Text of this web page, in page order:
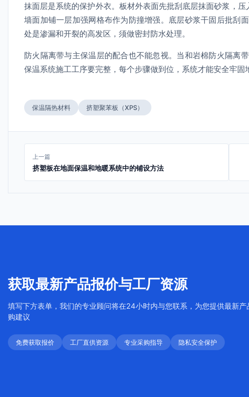
抹面层是系统的保护外衣。板材外表面先批刮底层抹面砂浆，
墙面加铺一层加强网格布作为防撞增强。底层砂浆干固后批刮
处是渗漏和开裂的高发区，须做密封防水处理。
防火隔离带与主保温层的配合也不能忽视。当和岩棉防火隔离
保温系统施工工序要完整，每个步骤做到位，系统才能安全牢固
保温隔热材料 挤塑聚苯板（XPS）
上一篇
挤塑板在地面保温和地暖系统中的铺设方法
获取最新产品报价与工厂资源
填写下方表单，我们的专业顾问将在24小时内与您联系，为您提供最新
购建议
免费获取报价 工厂直供资源 专业采购指导 隐私安全保护